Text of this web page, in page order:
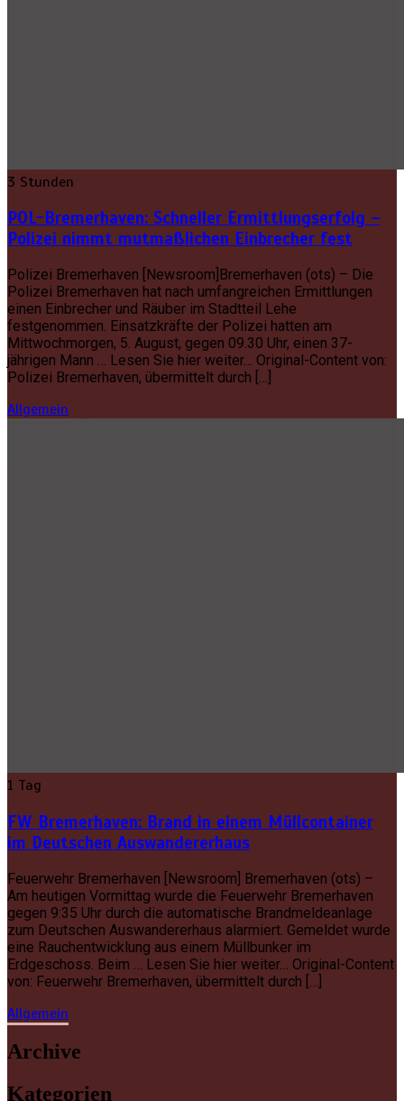
3 Stunden
POL-Bremerhaven: Schneller Ermittlungserfolg –
Polizei nimmt mutmaßlichen Einbrecher fest
Polizei Bremerhaven [Newsroom]Bremerhaven (ots) – Die
Polizei Bremerhaven hat nach umfangreichen Ermittlungen
einen Einbrecher und Räuber im Stadtteil Lehe
festgenommen. Einsatzkräfte der Polizei hatten am
Mittwochmorgen, 5. August, gegen 09.30 Uhr, einen 37-
jährigen Mann … Lesen Sie hier weiter… Original-Content von:
Polizei Bremerhaven, übermittelt durch […]
Allgemein
1 Tag
FW Bremerhaven: Brand in einem Müllcontainer
im Deutschen Auswandererhaus
Feuerwehr Bremerhaven [Newsroom] Bremerhaven (ots) –
Am heutigen Vormittag wurde die Feuerwehr Bremerhaven
gegen 9:35 Uhr durch die automatische Brandmeldeanlage
zum Deutschen Auswandererhaus alarmiert. Gemeldet wurde
eine Rauchentwicklung aus einem Müllbunker im
Erdgeschoss. Beim … Lesen Sie hier weiter… Original-Content
von: Feuerwehr Bremerhaven, übermittelt durch […]
Allgemein
Archive
Kategorien